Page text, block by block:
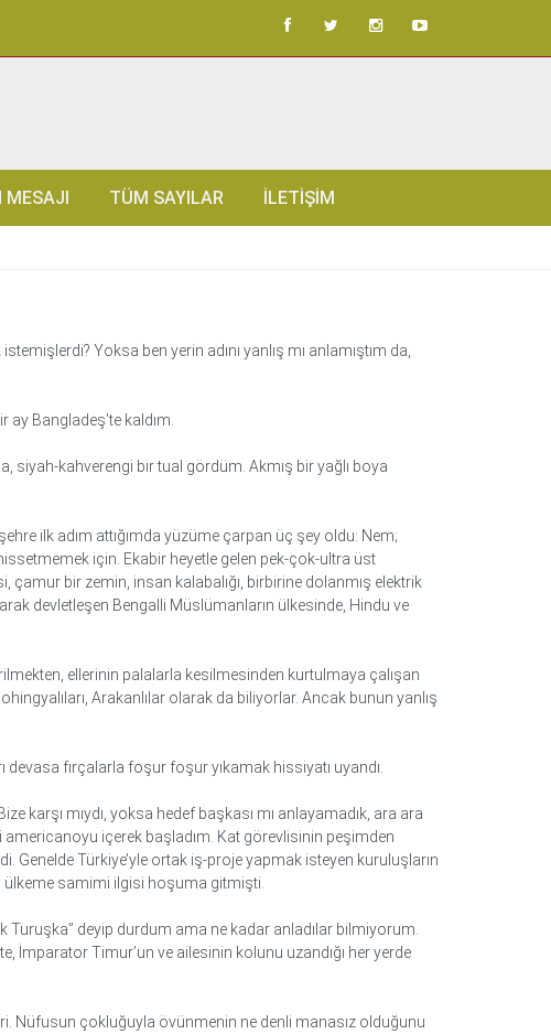
MESAJI TÜM SAYILAR İLETIŞIM
Yoksa ben yerin adını yanlış mı anlamıştım da,
Bangladeş’te kaldım.
siyah-kahverengi bir tual gördüm. Akmış bir yağlı boya
ilk adım attığımda yüzüme çarpan üç şey oldu: Nem;
için. Ekabir heyetle gelen pek-çok-ultra üst
bir zemin, insan kalabalığı, birbirine dolanmış elektrik
devletleşen Bengalli Müslümanların ülkesinde, Hindu ve
ellerinin palalarla kesilmesinden kurtulmaya çalışan
Arakanlılar olarak da biliyorlar. Ancak bunun yanlış
fırçalarla foşur foşur yıkamak hissiyatı uyandı.
karşı mıydı, yoksa hedef başkası mı anlayamadık, ara ara
americanoyu içerek başladım. Kat görevlisinin peşimden
Genelde Türkiye’yle ortak iş-proje yapmak isteyen kuruluşların
ülkeme samimi ilgisi hoşuma gitmişti.
Turuşka” deyip durdum ama ne kadar anladılar bilmiyorum.
İmparator Timur’un ve ailesinin kolunu uzandığı her yerde
Nüfusun çokluğuyla övünmenin ne denli manasız olduğunu